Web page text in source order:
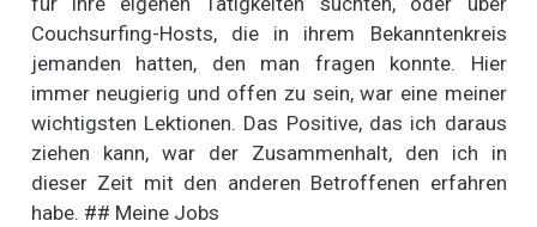
Couchsurfing-Hosts, die in ihrem Bekanntenkreis
jemanden hatten, den man fragen konnte. Hier
immer neugierig und offen zu sein, war eine meiner
wichtigsten Lektionen. Das Positive, das ich daraus
ziehen kann, war der Zusammenhalt, den ich in
dieser Zeit mit den anderen Betroffenen erfahren
habe. ## Meine Jobs